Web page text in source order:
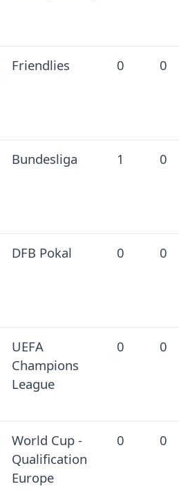
Friendlies 0 0
Bundesliga 1 0
DFB Pokal 0 0
UEFA
Champions
League
0 0
World Cup -
Qualification
Europe
0 0